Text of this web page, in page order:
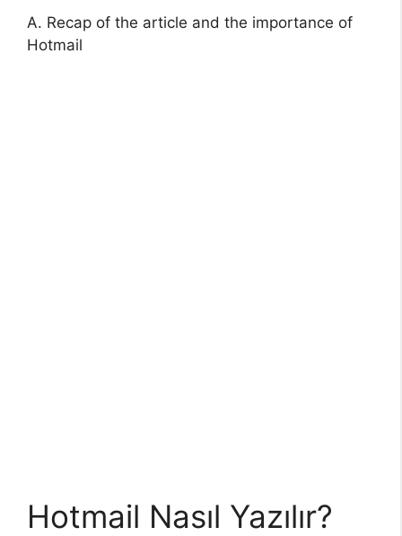
A. Recap of the article and the importance of
Hotmail
Hotmail Nasıl Yazılır?